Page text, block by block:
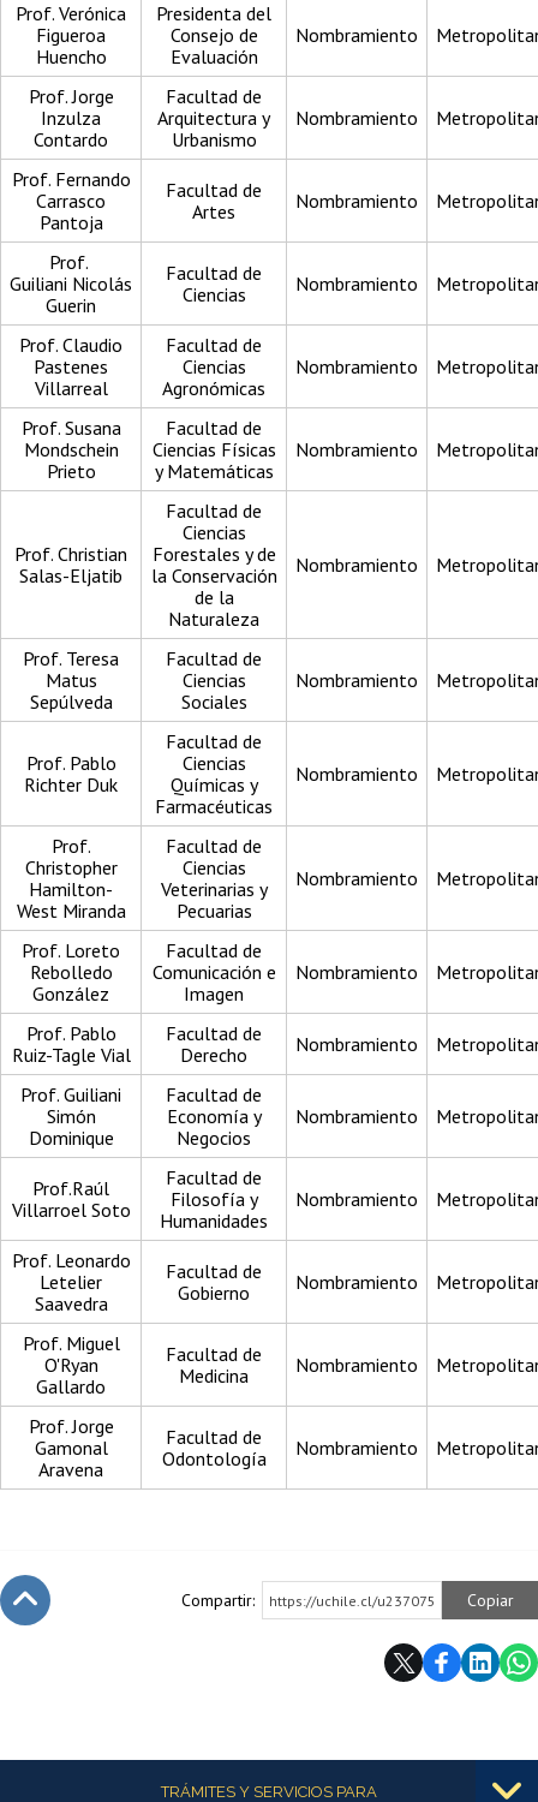
Prof. Verónica
Figueroa
Huencho
Presidenta del
Consejo de
Evaluación
Nombramiento
Prof. Jorge
Inzulza
Contardo
Facultad de
Arquitectura y
Urbanismo
Nombramiento
Prof. Fernando
Carrasco
Pantoja
Facultad de
Artes
Nombramiento
Prof.
Guiliani Nicolás
Guerin
Facultad de
Ciencias
Nombramiento
Prof. Claudio
Pastenes
Villarreal
Facultad de
Ciencias
Agronómicas
Nombramiento
Prof. Susana
Mondschein
Prieto
Facultad de
Ciencias Físicas
y Matemáticas
Nombramiento
Prof. Christian
Salas-Eljatib
Facultad de
Ciencias
Forestales y de
la Conservación
de la
Naturaleza
Nombramiento
Prof. Teresa
Matus
Sepúlveda
Facultad de
Ciencias
Sociales
Nombramiento
Prof. Pablo
Richter Duk
Facultad de
Ciencias
Químicas y
Farmacéuticas
Nombramiento
Prof.
Christopher
Hamilton-
West Miranda
Facultad de
Ciencias
Veterinarias y
Pecuarias
Nombramiento
Prof. Loreto
Rebolledo
González
Facultad de
Comunicación e
Imagen
Nombramiento
Prof. Pablo
Ruiz-Tagle Vial
Facultad de
Derecho
Nombramiento
Prof. Guiliani
Simón
Dominique
Facultad de
Economía y
Negocios
Nombramiento
Prof.Raúl
Villarroel Soto
Facultad de
Filosofía y
Humanidades
Nombramiento
Prof. Leonardo
Letelier
Saavedra
Facultad de
Gobierno
Nombramiento
Prof. Miguel
O'Ryan
Gallardo
Facultad de
Medicina
Nombramiento
Prof. Jorge
Gamonal
Aravena
Facultad de
Odontología
Nombramiento
Compartir: https://uchile.cl/u237075 Copiar
Más informaciónTRÁMITES Y SERVICIOS PARA